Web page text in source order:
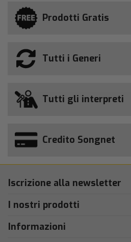
Prodotti Gratis
Tutti i Generi
Tutti gli interpreti
Credito Songnet
Iscrizione alla newsletter
I nostri prodotti
Informazioni